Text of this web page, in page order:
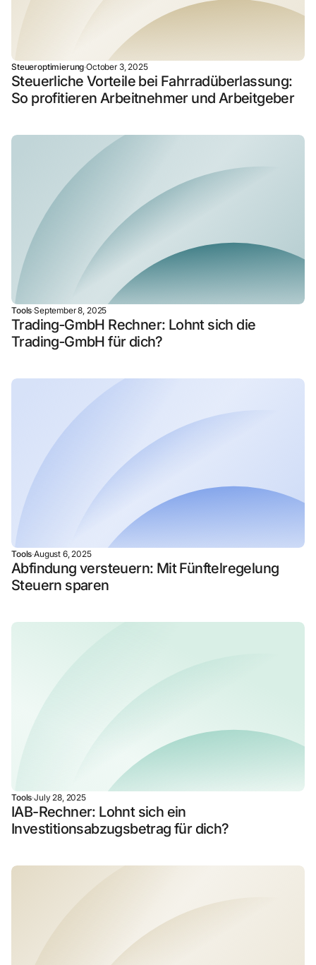
Steueroptimierung·October 3, 2025
Steuerliche Vorteile bei Fahrradüberlassung:
So profitieren Arbeitnehmer und Arbeitgeber
Tools·September 8, 2025
Trading‑GmbH Rechner: Lohnt sich die
Trading‑GmbH für dich?
Tools·August 6, 2025
Abfindung versteuern: Mit Fünftelregelung
Steuern sparen
Tools·July 28, 2025
IAB-Rechner: Lohnt sich ein
Investitionsabzugsbetrag für dich?